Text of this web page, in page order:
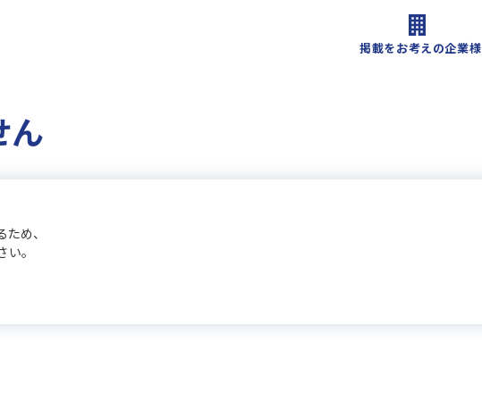
掲載をお考えの企業様
ん
め、
。